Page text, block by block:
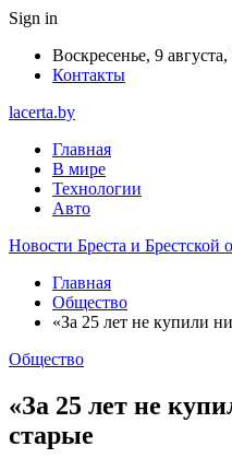
Sign in
Воскресенье, 9
Контакты
lacerta.by
Главная
В мире
Технологии
Авто
Новости Бреста и Брестской
Главная
Общество
«За 25 лет не купили
Общество
«За 25 лет не
старые